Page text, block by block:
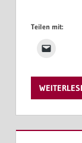
Teilen mit: